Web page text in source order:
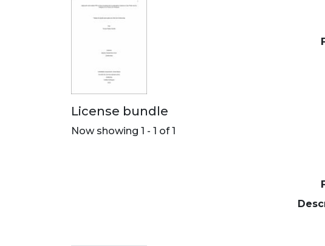
License bundle
Now showing 1 - 1 of 1